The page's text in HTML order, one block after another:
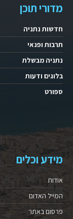
מדורי תוכן
חדשות נתניה
תרבות ופנאי
נתניה מבשלת
בלוגים ודעות
ספורט
מידע וכלים
אודות
המייל האדום
פרסום באתר